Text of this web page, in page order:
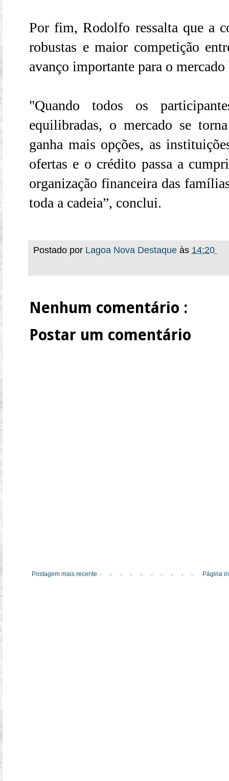
Por fim, Rodolfo ressalta que a
robustas e maior competição
avanço importante para o
"Quando todos os
equilibradas, o mercado se
ganha mais opções, as
ofertas e o crédito passa a
organização financeira das
toda a cadeia”, conclui.
Postado por Lagoa Nova Destaque às 14:20
Nenhum comentário :
Postar um comentário
Postagem mais recente Página